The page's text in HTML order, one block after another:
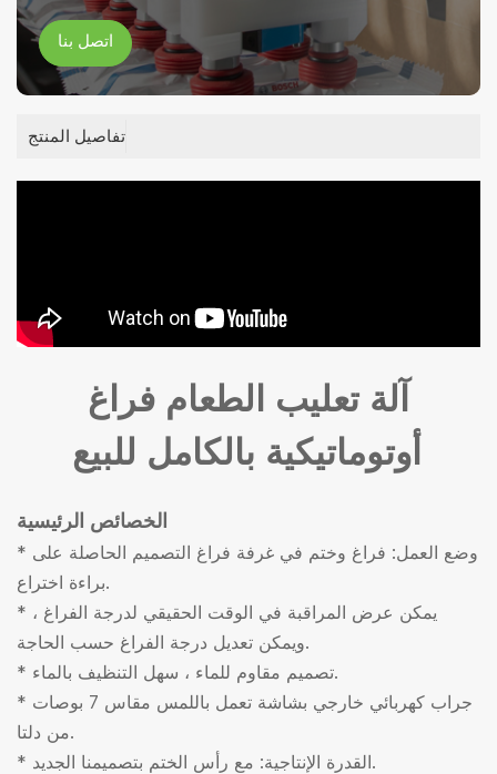
اتصل بنا
تفاصيل المنتج
آلة تعليب الطعام فراغ
أوتوماتيكية بالكامل للبيع
الخصائص الرئيسية
* وضع العمل: فراغ وختم في غرفة فراغ التصميم الحاصلة على
براءة اختراع.
* يمكن عرض المراقبة في الوقت الحقيقي لدرجة الفراغ ،
ويمكن تعديل درجة الفراغ حسب الحاجة.
* تصميم مقاوم للماء ، سهل التنظيف بالماء.
* جراب كهربائي خارجي بشاشة تعمل باللمس مقاس 7 بوصات
من دلتا.
* القدرة الإنتاجية: مع رأس الختم بتصميمنا الجديد.